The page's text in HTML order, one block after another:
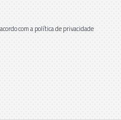
com a política de privacidade